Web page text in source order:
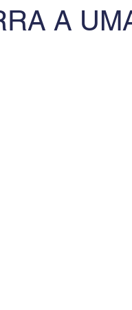
Benefícios
A